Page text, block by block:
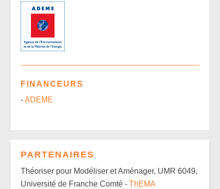
FINANCEURS
-ADEME
PARTENAIRES
Théoriser pour Modéliser et Aménager, UMR 6049,
Université de Franche Comté -ThEMA